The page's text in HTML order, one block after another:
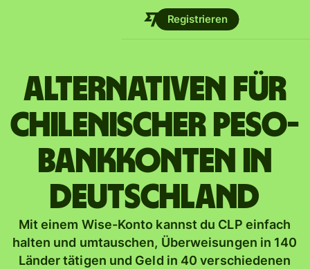
Registrieren
Alternativen für
chilenischer Peso-
Bankkonten in
Deutschland
Mit einem Wise-Konto kannst du CLP einfach
halten und umtauschen, Überweisungen in 140
Länder tätigen und Geld in 40 verschiedenen